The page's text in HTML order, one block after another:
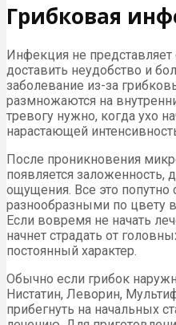
Грибковая
Инфекция не представляет
доставить неудобство и
заболевание из-за
размножаются на
тревогу нужно, когда ухо
нарастающей
После проникновения
появляется
ощущения. Все это попутно
разнообразными по цвету
Если вовремя не начать
начнет страдать от
постоянный характер.
Обычно если грибок
Нистатин, Леворин,
прибегнуть на начальных